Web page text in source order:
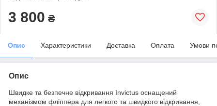
3 800 ₴
Опис Характеристики Доставка Оплата Умови
Опис
Швидке та безпечне відкривання Invictus оснащений
механізмом фліппера для легкого та швидкого відкривання,